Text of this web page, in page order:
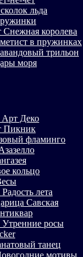
льда
Снежная королева
в пружинках
трильон
моря
Арт Деко
Пикник
фламинго
кольцо
лета
Савская
Утренние росы
танец
мотивы